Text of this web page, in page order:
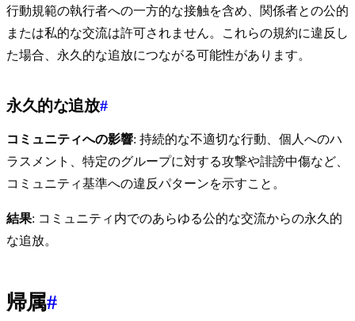
行動規範の執行者への一方的な接触を含め、関係者との公的
または私的な交流は許可されません。これらの規約に違反し
た場合、永久的な追放につながる可能性があります。
永久的な追放#
コミュニティへの影響: 持続的な不適切な行動、個人へのハ
ラスメント、特定のグループに対する攻撃や誹謗中傷など、
コミュニティ基準への違反パターンを示すこと。
結果: コミュニティ内でのあらゆる公的な交流からの永久的
な追放。
帰属#